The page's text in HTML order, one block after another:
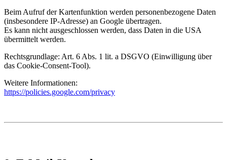
Beim Aufruf der Kartenfunktion werden personenbezogene Daten
(insbesondere IP-Adresse) an Google übertragen.
Es kann nicht ausgeschlossen werden, dass Daten in die USA
übermittelt werden.
Rechtsgrundlage: Art. 6 Abs. 1 lit. a DSGVO (Einwilligung über
das Cookie-Consent-Tool).
Weitere Informationen:
https://policies.google.com/privacy